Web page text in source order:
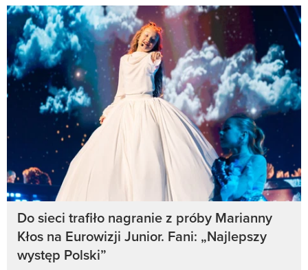
Do sieci trafiło nagranie z próby Marianny
Kłos na Eurowizji Junior. Fani: „Najlepszy
występ Polski”